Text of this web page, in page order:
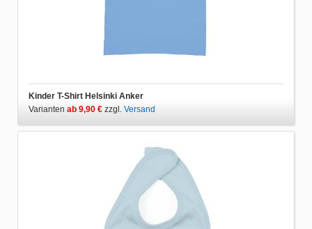
Kinder T-Shirt Helsinki Anker
Varianten ab 9,90 € zzgl. Versand